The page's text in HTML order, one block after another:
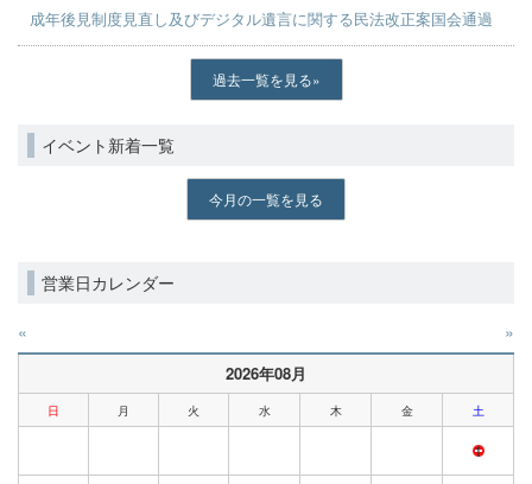
成年後見制度見直し及びデジタル遺言に関する民法改正案国会通過
過去一覧を見る
イベント新着一覧
今月の一覧を見る
営業日カレンダー
« »
2026年08月
日 月 火 水 木 金 土
1